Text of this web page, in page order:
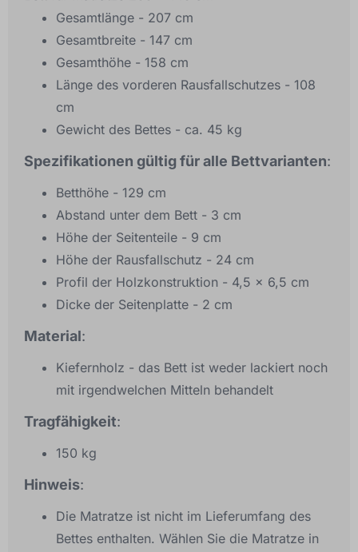
Gesamtlänge - 207 cm
Gesamtbreite - 147 cm
Gesamthöhe - 158 cm
Länge des vorderen Rausfallschutzes - 108
cm
Gewicht des Bettes - ca. 45 kg
Spezifikationen gültig für alle Bettvarianten:
Betthöhe - 129 cm
Abstand unter dem Bett - 3 cm
Höhe der Seitenteile - 9 cm
Höhe der Rausfallschutz - 24 cm
Profil der Holzkonstruktion - 4,5 x 6,5 cm
Dicke der Seitenplatte - 2 cm
Material:
Kiefernholz - das Bett ist weder lackiert noch
mit irgendwelchen Mitteln behandelt
Tragfähigkeit:
150 kg
Hinweis:
Die Matratze ist nicht im Lieferumfang des
Bettes enthalten. Wählen Sie die Matratze in